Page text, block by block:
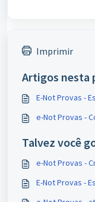
Imprimir
Artigos nesta
E-Not Provas -
e-Not Provas -
Talvez você
e-Not Provas -
E-Not Provas -